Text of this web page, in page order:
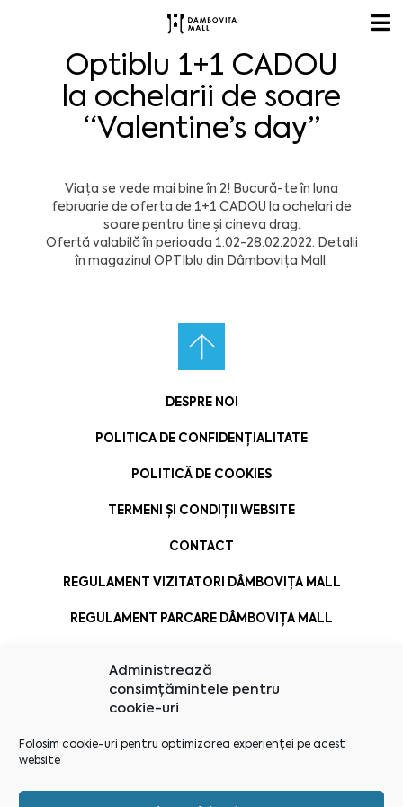
Administrează
consimțămintele pentru
cookie-uri
Folosim cookie-uri pentru optimizarea experienței pe acest
website
Optiblu 1+1 CADOU
la ochelarii de soare
“Valentine’s day”
Viața se vede mai bine în 2! Bucură-te în luna
februarie de oferta de 1+1 CADOU la ochelari de
soare pentru tine și cineva drag.
Ofertă valabilă în perioada 1.02-28.02.2022. Detalii
în magazinul OPTIblu din Dâmbovița Mall.
DESPRE NOI
POLITICA DE CONFIDENȚIALITATE
POLITICĂ DE COOKIES
TERMENI ȘI CONDIȚII WEBSITE
CONTACT
REGULAMENT VIZITATORI DÂMBOVIȚA MALL
REGULAMENT PARCARE DÂMBOVIȚA MALL